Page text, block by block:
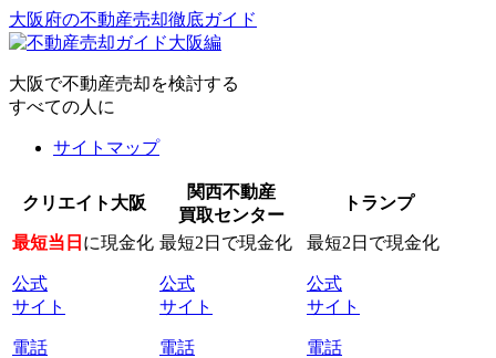
大阪府の不動産売却徹底ガイド
大阪で不動産売却を検討する
すべての人に
サイトマップ
クリエイト大阪
関西不動産
買取センター
トランプ
最短当日 に現金化
公式
サイト
電話
最短2日で現金化
公式
サイト
電話
最短2日で現金化
公式
サイト
電話